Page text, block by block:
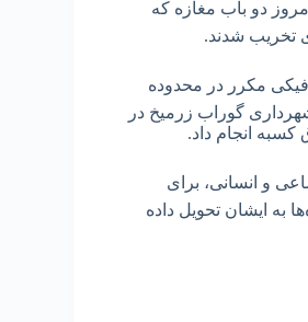
دو باب مغازه که
تخریب شدند.
مکرر در محدوده
گوراب زرمیخ در
انجام داد.
و انسانی، برای
به ایشان تحویل داده